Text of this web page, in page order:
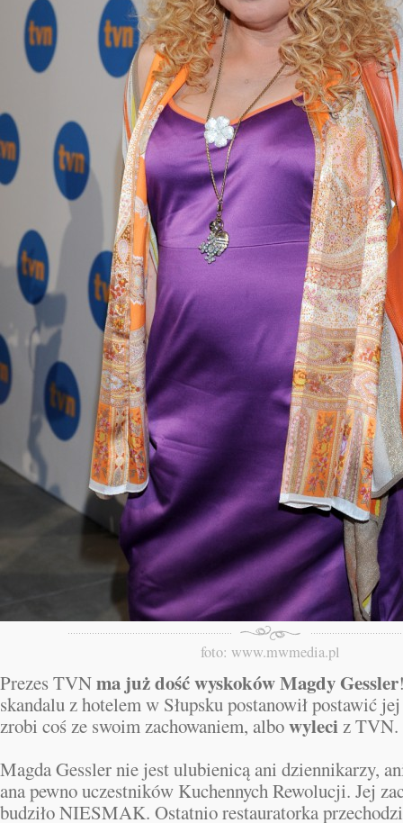
foto: www.mwmedia.pl
Prezes TVNma już dość wyskoków Magdy Gessler
skandalu z hotelem w Słupsku postanowił postawić
zrobi coś ze swoim zachowaniem, albowyleciz TVN.
Magda Gessler nie jest ulubienicą ani dziennikarzy,
ana pewno uczestników Kuchennych Rewolucji. Jej
budziło NIESMAK. Ostatnio restauratorka